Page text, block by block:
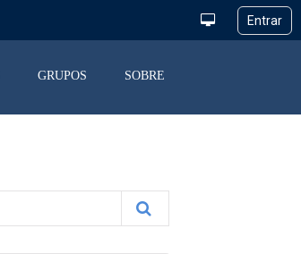
GRUPOS SOBRE